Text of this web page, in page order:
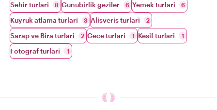
Sehir turlari 8 Gunubirlik geziler 6 Yemek turlari 6
Kuyruk atlama turlari 3 Alisveris turlari 2
Sarap ve Bira turlari 2 Gece turlari 1 Kesif turlari 1
Fotograf turlari 1